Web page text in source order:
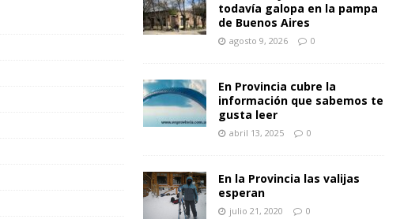
todavía galopa en la pampa
de Buenos Aires
agosto 9, 2026 0
En Provincia cubre la
información que sabemos te
gusta leer
abril 13, 2025 0
En la Provincia las valijas
esperan
julio 21, 2020 0